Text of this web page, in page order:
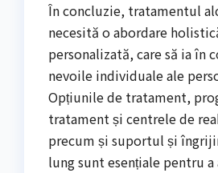
În concluzie, tratamentul
necesită o abordare
personalizată, care să ia în
nevoile individuale ale
Opțiunile de tratament,
tratament și centrele de
precum și suportul și
lung sunt esențiale pentru